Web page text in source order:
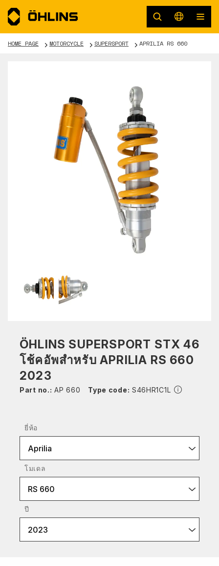
HOME PAGE MOTORCYCLE SUPERSPORT APRILIA RS 660
ÖHLINS SUPERSPORT STX 46
โช้คอัพสำหรับ APRILIA RS 660
2023
Part no.: AP 660 Type code: S46HR1C1L
ยี่ห้อ
Aprilia
โมเดล
RS 660
ปี
2023